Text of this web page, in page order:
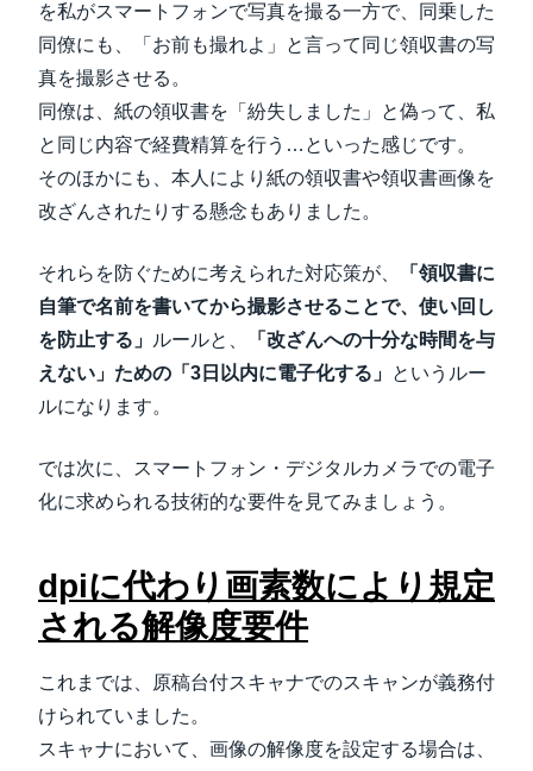
を私がスマートフォンで写真を撮る一方で、同乗した
同僚にも、「お前も撮れよ」と言って同じ領収書の写
真を撮影させる。
同僚は、紙の領収書を「紛失しました」と偽って、私
と同じ内容で経費精算を行う…といった感じです。
そのほかにも、本人により紙の領収書や領収書画像を
改ざんされたりする懸念もありました。
それらを防ぐために考えられた対応策が、
「領収書に
自筆で名前を書いてから撮影させることで、使い回し
を防止する」 ルールと、
「改ざんへの十分な時間を与
えない」ための「3日以内に電子化する」 というルー
ルになります。
では次に、スマートフォン・デジタルカメラでの電子
化に求められる技術的な要件を見てみましょう。
dpiに代わり画素数により規定
される解像度要件
これまでは、原稿台付スキャナでのスキャンが義務付
けられていました。
スキャナにおいて、画像の解像度を設定する場合は、